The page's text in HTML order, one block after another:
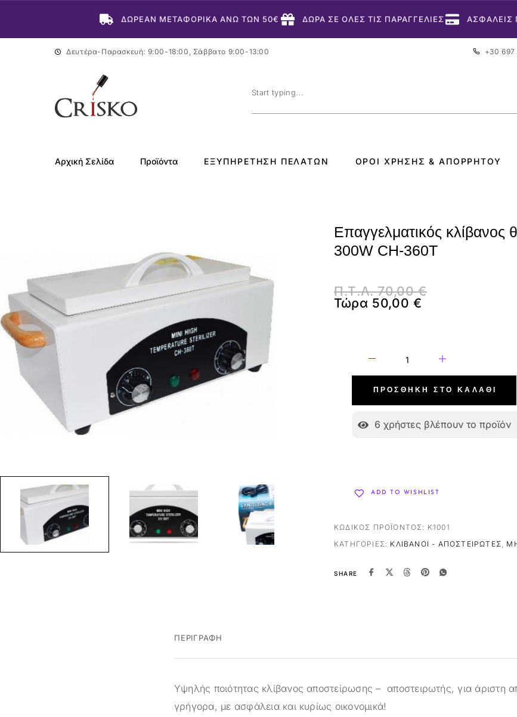
ΔΩΡΕΑΝ ΜΕΤΑΦΟΡΙΚΑ ΑΝΩ ΤΩΝ 50€ ΔΩΡΑ ΣΕ ΟΛΕΣ ΤΙΣ ΠΑΡΑΓΓΕΛΙΕΣ ΑΣΦΑΛΕΙΣ
Δευτέρα-Παρασκευή: 9:00-18:00, Σάββατο 9:00-13:00 +30
Αρχική Σελίδα Προϊόντα ΕΞΥΠΗΡΈΤΗΣΗ ΠΕΛΑΤΏΝ ΌΡΟΙ ΧΡΉΣΗΣ & ΑΠΟΡΡΉΤΟΥ
Επαγγελματικός κλίβανος
300W CH-360T
Π.Τ.Λ.70,00€
Τώρα 50,00 €
ΠΡΟΣΘΉΚΗ ΣΤΟ ΚΑΛΆΘΙ
6 χρήστες βλέπουν το προϊόν
ADD TO WISHLIST
ΚΩΔΙΚΌΣ ΠΡΟΪΌΝΤΟΣ: K1001
ΚΑΤΗΓΟΡΊΕΣ: ΚΛΊΒΑΝΟΙ - ΑΠΟΣΤΕΙΡΩΤΈΣ,
SHARE
ΠΕΡΙΓΡΑΦΉ
Υψηλής ποιότητας κλίβανος αποστείρωσης – αποστειρωτής, για άριστη
γρήγορα, με ασφάλεια και κυρίως οικονομικά!